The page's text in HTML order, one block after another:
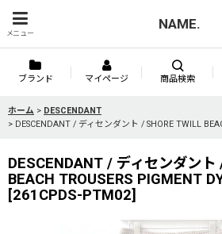
メニュー
NAME.
ブランド マイページ 商品検索
ホーム > DESCENDANT
> DESCENDANT / ディセンダント / SHORE TWILL
DESCENDANT / ディセンダント
BEACH TROUSERS PIGMENT
[261CPDS-PTM02]